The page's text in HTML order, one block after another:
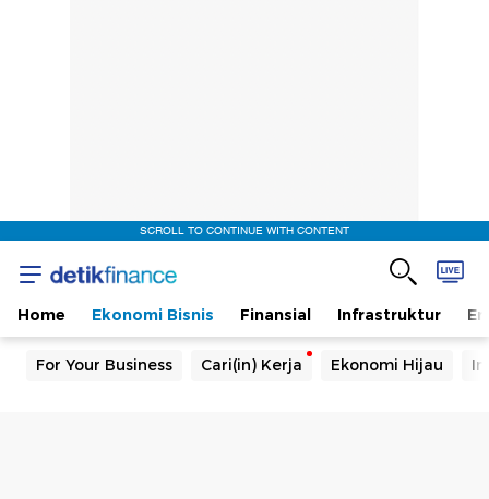
SCROLL TO CONTINUE WITH CONTENT
Home Ekonomi Bisnis Finansial Infrastruktur
For Your Business Cari(in) Kerja Ekonomi Hijau